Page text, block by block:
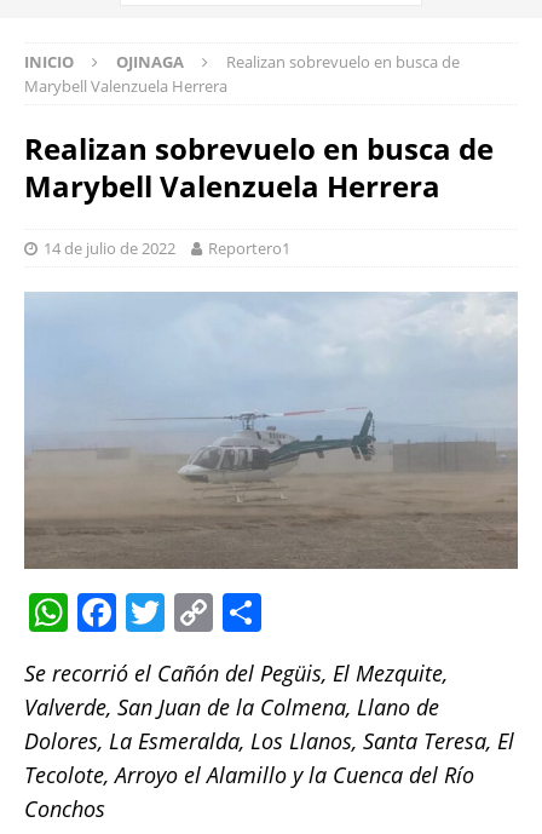
INICIO OJINAGA
Realizan sobrevuelo en busca de
Marybell Valenzuela Herrera
Realizan sobrevuelo en busca de
Marybell Valenzuela Herrera
14 de julio de 2022 Reportero1
W
at
s
A
p
F
a
c
e
b
T
it
te
r
C
o
p
y
Li
a
re
Se recorrió el Cañón del Pegüis, El Mezquite,
Valverde, San Juan de la Colmena, Llano de
Dolores, La Esmeralda, Los Llanos, Santa Teresa, El
Tecolote, Arroyo el Alamillo y la Cuenca del Río
Conchos